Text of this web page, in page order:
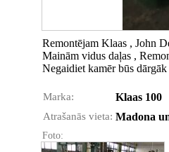
Remontējam Klaas , John
Mainām vidus daļas ,
Negaidiet kamēr būs dārgāk
Marka: Klaas 100
Atrašanās vieta: Madona
Foto: